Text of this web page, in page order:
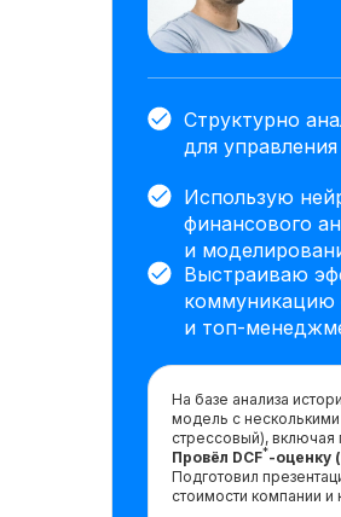
Использую
финансового
и
Структурно
для
Выстраиваю
коммуникацию
и топ-
На базе анализа
модель с
стрессовый), включая
Провёл DCF*-оценку
Подготовил
стоимости компании